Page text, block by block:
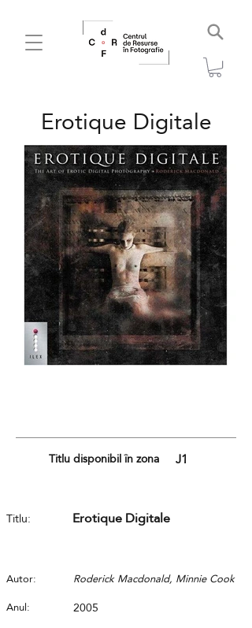
Erotique Digitale
Titlu disponibil în zona J1
Titlu: Erotique Digitale
Autor:
Roderick Macdonald, Minnie Cook
Anul:
2005